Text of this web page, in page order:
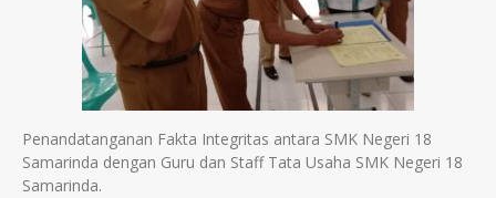
Penandatanganan Fakta Integritas antara SMK Negeri 18
Samarinda dengan Guru dan Staff Tata Usaha SMK Negeri 18
Samarinda.